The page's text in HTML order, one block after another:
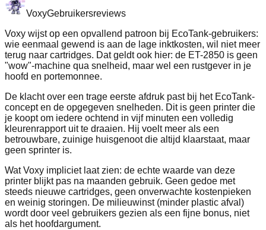
VoxyGebruikersreviews
Voxy wijst op een opvallend patroon bij EcoTank-gebruikers:
wie eenmaal gewend is aan de lage inktkosten, wil niet meer
terug naar cartridges. Dat geldt ook hier: de ET-2850 is geen
"wow"-machine qua snelheid, maar wel een rustgever in je
hoofd en portemonnee.
De klacht over een trage eerste afdruk past bij het EcoTank-
concept en de opgegeven snelheden. Dit is geen printer die
je koopt om iedere ochtend in vijf minuten een volledig
kleurenrapport uit te draaien. Hij voelt meer als een
betrouwbare, zuinige huisgenoot die altijd klaarstaat, maar
geen sprinter is.
Wat Voxy impliciet laat zien: de echte waarde van deze
printer blijkt pas na maanden gebruik. Geen gedoe met
steeds nieuwe cartridges, geen onverwachte kostenpieken
en weinig storingen. De milieuwinst (minder plastic afval)
wordt door veel gebruikers gezien als een fijne bonus, niet
als het hoofdargument.